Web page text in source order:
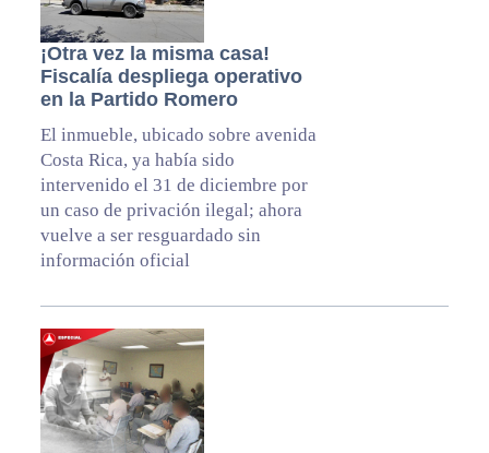
¡Otra vez la misma casa!
Fiscalía despliega operativo
en la Partido Romero
El inmueble, ubicado sobre avenida
Costa Rica, ya había sido
intervenido el 31 de diciembre por
un caso de privación ilegal; ahora
vuelve a ser resguardado sin
información oficial